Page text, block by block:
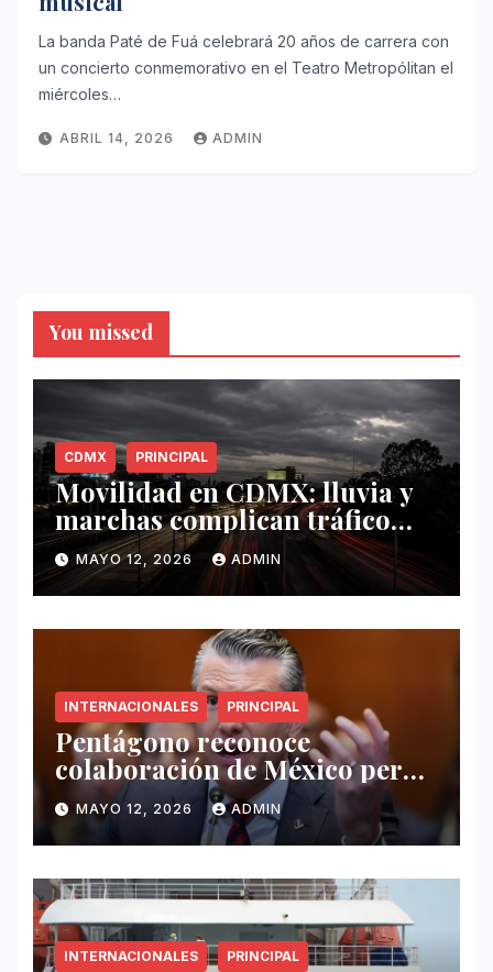
La banda Paté de Fuá celebrará 20 años de carrera con
un concierto conmemorativo en el Teatro Metropólitan el
miércoles…
ABRIL 14, 2026 ADMIN
You missed
CDMX PRINCIPAL
Movilidad en CDMX: lluvia y
marchas complican tráfico
este 12 de mayo
MAYO 12, 2026 ADMIN
INTERNACIONALES PRINCIPAL
Pentágono reconoce
colaboración de México pero
exige mayor operatividad
antidrogas
MAYO 12, 2026 ADMIN
INTERNACIONALES PRINCIPAL